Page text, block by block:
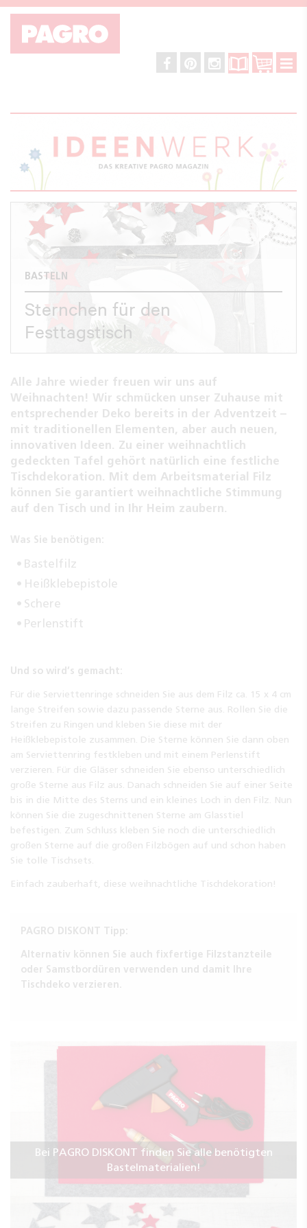
BASTELN
Sternchen für den
Festtagstisch
Alle Jahre wieder freuen wir uns auf
Weihnachten! Wir schmücken unser Zuhause mit
entsprechender Deko bereits in der Adventzeit –
mit traditionellen Elementen, aber auch neuen,
innovativen Ideen. Zu einer weihnachtlich
gedeckten Tafel gehört natürlich eine festliche
Tischdekoration. Mit dem Arbeitsmaterial Filz
können Sie garantiert weihnachtliche Stimmung
auf den Tisch und in Ihr Heim zaubern.
Was Sie benötigen:
Bastelfilz
Heißklebepistole
Schere
Perlenstift
Und so wird’s gemacht:
Für die Serviettenringe schneiden Sie aus dem Filz ca. 15 x 4 cm
lange Streifen sowie dazu passende Sterne aus. Rollen Sie die
Streifen zu Ringen und kleben Sie diese mit der
Heißklebepistole zusammen. Die Sterne können Sie dann oben
am Serviettenring festkleben und mit einem Perlenstift
verzieren. Für die Gläser schneiden Sie ebenso unterschiedlich
große Sterne aus Filz aus. Danach schneiden Sie auf einer Seite
bis in die Mitte des Sterns und ein kleines Loch in den Filz. Nun
können Sie die zugeschnittenen Sterne am Glasstiel
befestigen. Zum Schluss kleben Sie noch die unterschiedlich
großen Sterne auf die großen Filzbögen auf und schon haben
Sie tolle Tischsets.
Einfach zauberhaft, diese weihnachtliche Tischdekoration!
PAGRO DISKONT Tipp:
Alternativ können Sie auch fixfertige Filzstanzteile
oder Samstbordüren verwenden und damit Ihre
Tischdeko verzieren.
Bei PAGRO DISKONT finden Sie alle benötigten
Bastelmaterialien!